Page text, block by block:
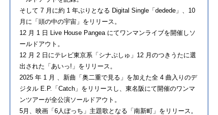
そして 7 月に約 1 年ぶりとなる Digital Single「dedede」、10
月に「頭の中の宇宙」をリリース。
12 月 1 日 Live House Pangea にてワンマンライブを開催しソ
ールドアウト。
12 月 2 日にテレビ東京系「シナぷしゅ」12 月のつきうたに選
出された「あいっ!」をリリース。
2025 年 1 月 、新曲「奥二重で見る」を加えた全 4 曲入りのデ
ジタル E.P.「Catch」をリリースし、東名阪にて開催のワンマ
ンツアーが全公演ソールドアウト。
5月、映画「6人ぼっち」主題歌となる「南新町」をリリース。